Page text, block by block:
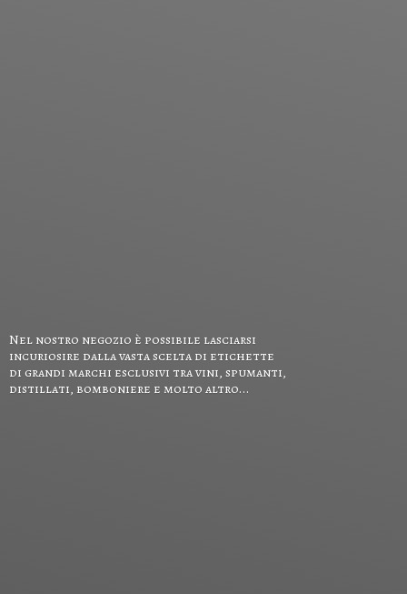
Nel nostro negozio è possibile lasciarsi
incuriosire dalla vasta scelta di etichette
di grandi marchi esclusivi tra vini, spumanti,
distillati, bomboniere e molto altro...